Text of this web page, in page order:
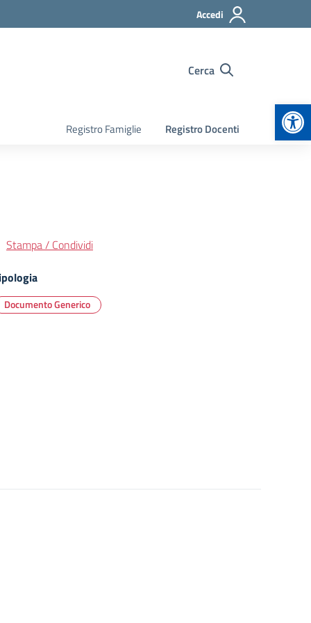
Accedi
Cerca
Registro Famiglie Registro Docenti
Stampa / Condividi
Documento Generico